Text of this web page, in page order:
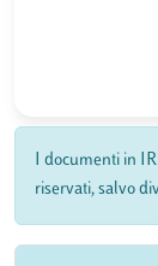
I documenti in
riservati, salvo